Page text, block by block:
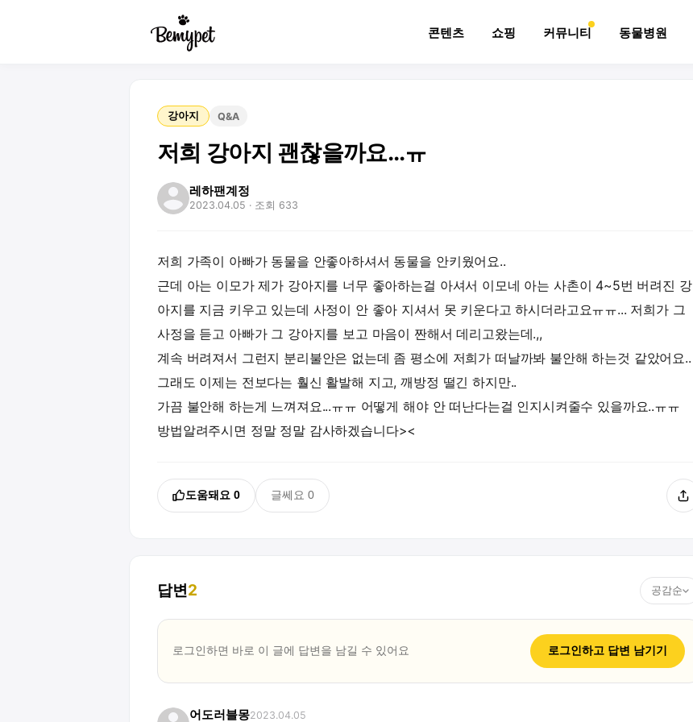
콘텐츠 쇼핑 커뮤니티 동물병원
강아지 Q&A
저희 강아지 괜찮을까요...ㅠ
레하팬계정
2023.04.05 · 조회 633
저희 가족이 아빠가 동물을 안좋아하셔서 동물을 안키웠어요..
근데 아는 이모가 제가 강아지를 너무 좋아하는걸 아셔서 이모네 아는 사촌이 4~5번 버려진 강
아지를 지금 키우고 있는데 사정이 안 좋아 지셔서 못 키운다고 하시더라고요ㅠㅠ... 저희가 그
사정을 듣고 아빠가 그 강아지를 보고 마음이 짠해서 데리고왔는데.,,
계속 버려져서 그런지 분리불안은 없는데 좀 평소에 저희가 떠날까봐 불안해 하는것 같았어요..
그래도 이제는 전보다는 훨신 활발해 지고, 깨방정 떨긴 하지만..
가끔 불안해 하는게 느껴져요...ㅠㅠ 어떻게 해야 안 떠난다는걸 인지시켜줄수 있을까요..ㅠㅠ
방법알려주시면 정말 정말 감사하겠습니다><
도움돼요 0 글쎄요 0
답변2 공감순
로그인하면 바로 이 글에 답변을 남길 수 있어요 로그인하고 답변 남기기
어도러블몽2023.04.05